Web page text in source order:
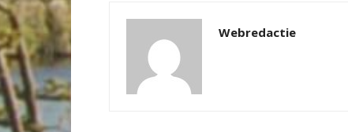
Webredactie